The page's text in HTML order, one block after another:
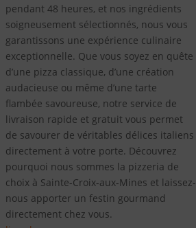
pendant 48 heures, et nos ingrédients
soigneusement sélectionnés, nous vous
garantissons une expérience culinaire
exceptionnelle. Que vous soyez en quête
d’une pizza classique, d’une création
audacieuse ou même d’une tarte
flambée savoureuse, notre service de
livraison rapide et gratuit vous permet
de savourer de véritables délices italiens
directement à votre porte. Découvrez
pourquoi nous sommes la pizzeria de
choix à Sainte-Croix-aux-Mines et laissez-
nous apporter un festin gourmand
directement chez vous.